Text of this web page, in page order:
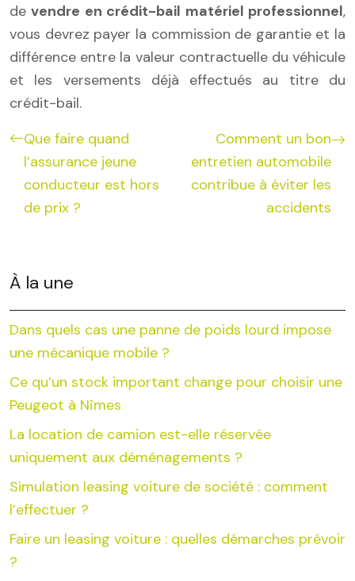
devendre en crédit-bail matériel professionnel,
vous devrez payer la commission de garantie et la
différence entre la valeur contractuelle du véhicule
et les versements déjà effectués au titre du
crédit-bail.
Que faire quand
l’assurance jeune
conducteur est hors
de prix ?
Comment un bon
entretien automobile
contribue à éviter les
accidents
À la une
Dans quels cas une panne de poids lourd impose
une mécanique mobile ?
Ce qu’un stock important change pour choisir une
Peugeot à Nîmes
La location de camion est-elle réservée
uniquement aux déménagements ?
Simulation leasing voiture de société : comment
l’effectuer ?
Faire un leasing voiture : quelles démarches prévoir
?